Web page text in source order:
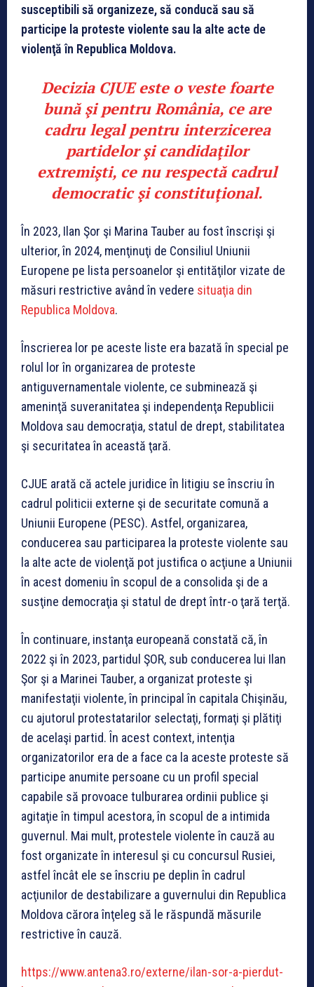
susceptibili să organizeze, să conducă sau să
participe la proteste violente sau la alte acte de
violenţă în Republica Moldova.
Decizia CJUE este o veste foarte
bună şi pentru România, ce are
cadru legal pentru interzicerea
partidelor şi candidaţilor
extremişti, ce nu respectă cadrul
democratic şi constituţional.
În 2023, Ilan Şor şi Marina Tauber au fost înscrişi şi
ulterior, în 2024, menţinuţi de Consiliul Uniunii
Europene pe lista persoanelor şi entităţilor vizate de
măsuri restrictive având în vedere situaţia din
Republica Moldova.
Înscrierea lor pe aceste liste era bazată în special pe
rolul lor în organizarea de proteste
antiguvernamentale violente, ce subminează şi
ameninţă suveranitatea şi independenţa Republicii
Moldova sau democraţia, statul de drept, stabilitatea
şi securitatea în această ţară.
CJUE arată că actele juridice în litigiu se înscriu în
cadrul politicii externe şi de securitate comună a
Uniunii Europene (PESC). Astfel, organizarea,
conducerea sau participarea la proteste violente sau
la alte acte de violenţă pot justifica o acţiune a Uniunii
în acest domeniu în scopul de a consolida şi de a
susţine democraţia şi statul de drept într-o ţară terţă.
În continuare, instanţa europeană constată că, în
2022 şi în 2023, partidul ŞOR, sub conducerea lui Ilan
Şor şi a Marinei Tauber, a organizat proteste şi
manifestaţii violente, în principal în capitala Chişinău,
cu ajutorul protestatarilor selectaţi, formaţi şi plătiţi
de acelaşi partid. În acest context, intenţia
organizatorilor era de a face ca la aceste proteste să
participe anumite persoane cu un profil special
capabile să provoace tulburarea ordinii publice şi
agitaţie în timpul acestora, în scopul de a intimida
guvernul. Mai mult, protestele violente în cauză au
fost organizate în interesul şi cu concursul Rusiei,
astfel încât ele se înscriu pe deplin în cadrul
acţiunilor de destabilizare a guvernului din Republica
Moldova cărora înţeleg să le răspundă măsurile
restrictive în cauză.
https://www.antena3.ro/externe/ilan-sor-a-pierdut-